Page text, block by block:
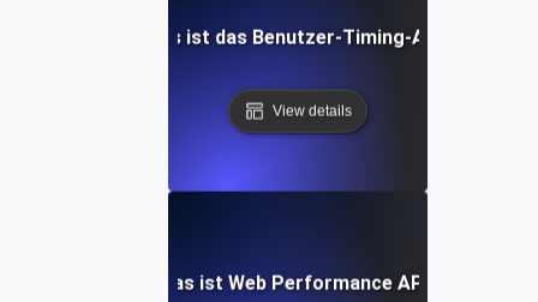
Was ist das Benutzer-Timing-API?
View details
Was ist Web Performance API?